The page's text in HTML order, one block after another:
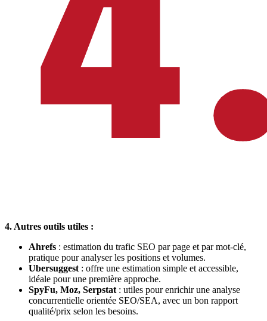
4. Autres outils utiles :
Ahrefs : estimation du trafic SEO par page et par mot-clé,
pratique pour analyser les positions et volumes.
Ubersuggest : offre une estimation simple et accessible,
idéale pour une première approche.
SpyFu, Moz, Serpstat : utiles pour enrichir une analyse
concurrentielle orientée SEO/SEA, avec un bon rapport
qualité/prix selon les besoins.